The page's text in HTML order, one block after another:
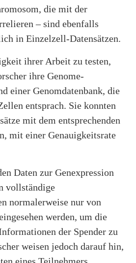
die mit der
– sind ebenfalls
in Einzelzell-Datensätzen.
ihrer Arbeit zu testen,
ihre Genome-
einer Genomdatenbank, die
entsprach. Sie konnten
mit dem entsprechenden
mit einer Genauigkeitsrate
Daten zur Genexpression
vollständige
normalerweise nur von
werden, um die
der Spender zu
weisen jedoch darauf hin,
eines Teilnehmers